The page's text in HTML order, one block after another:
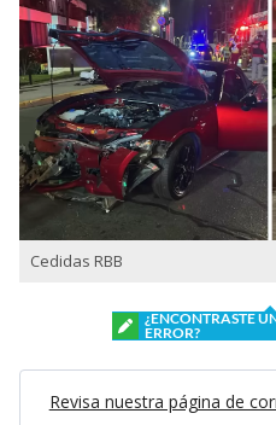
Cedidas RBB
¿ENCONTRASTE
ERROR?
Revisa nuestra página de